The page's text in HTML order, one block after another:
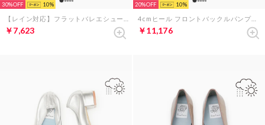
30% 10
￥7,623
20% 10
￥11,176